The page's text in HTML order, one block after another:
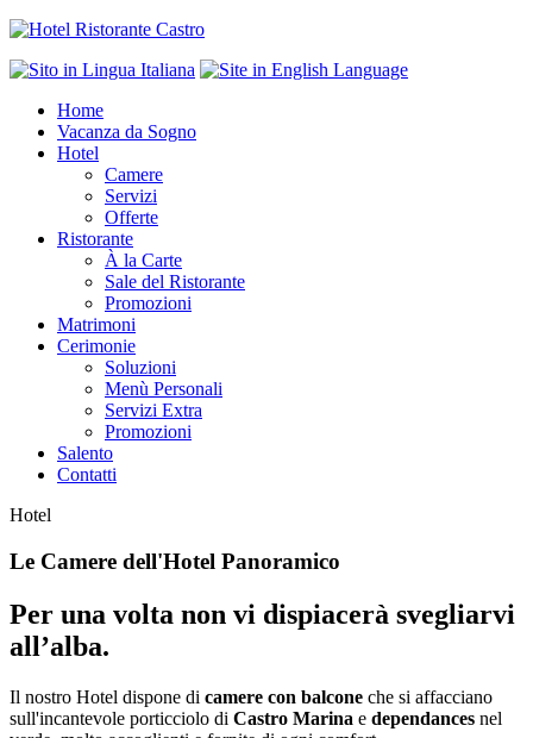
Home
Vacanza da Sogno
Hotel
Camere
Servizi
Offerte
Ristorante
À la Carte
Sale del Ristorante
Promozioni
Matrimoni
Cerimonie
Soluzioni
Menù Personali
Servizi Extra
Promozioni
Salento
Contatti
Hotel
Le Camere dell'Hotel Panoramico
Per una volta non vi dispiacerà svegliarvi
all’alba.
Il nostro Hotel dispone di camere con balcone che si affacciano
sull'incantevole porticciolo di Castro Marina e dependances nel